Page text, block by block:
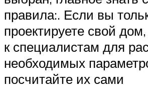
правила:. Если вы
проектируете свой
к специалистам для
необходимых
посчитайте их сами